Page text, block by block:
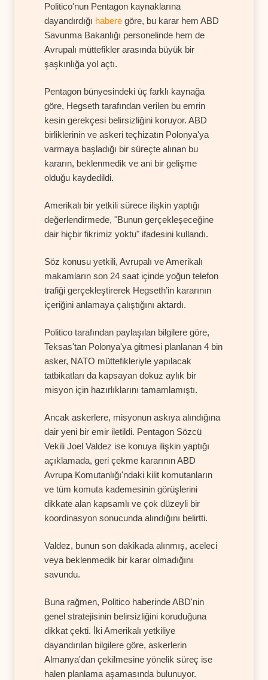
Politico'nun Pentagon kaynaklarına
dayandırdığı habere göre, bu karar hem ABD
Savunma Bakanlığı personelinde hem de
Avrupalı müttefikler arasında büyük bir
şaşkınlığa yol açtı.
Pentagon bünyesindeki üç farklı kaynağa
göre, Hegseth tarafından verilen bu emrin
kesin gerekçesi belirsizliğini koruyor. ABD
birliklerinin ve askeri teçhizatın Polonya'ya
varmaya başladığı bir süreçte alınan bu
kararın, beklenmedik ve ani bir gelişme
olduğu kaydedildi.
Amerikalı bir yetkili sürece ilişkin yaptığı
değerlendirmede, "Bunun gerçekleşeceğine
dair hiçbir fikrimiz yoktu" ifadesini kullandı.
Söz konusu yetkili, Avrupalı ve Amerikalı
makamların son 24 saat içinde yoğun telefon
trafiği gerçekleştirerek Hegseth’in kararının
içeriğini anlamaya çalıştığını aktardı.
Politico tarafından paylaşılan bilgilere göre,
Teksas'tan Polonya'ya gitmesi planlanan 4 bin
asker, NATO müttefikleriyle yapılacak
tatbikatları da kapsayan dokuz aylık bir
misyon için hazırlıklarını tamamlamıştı.
Ancak askerlere, misyonun askıya alındığına
dair yeni bir emir iletildi. Pentagon Sözcü
Vekili Joel Valdez ise konuya ilişkin yaptığı
açıklamada, geri çekme kararının ABD
Avrupa Komutanlığı'ndaki kilit komutanların
ve tüm komuta kademesinin görüşlerini
dikkate alan kapsamlı ve çok düzeyli bir
koordinasyon sonucunda alındığını belirtti.
Valdez, bunun son dakikada alınmış, aceleci
veya beklenmedik bir karar olmadığını
savundu.
Buna rağmen, Politico haberinde ABD'nin
genel stratejisinin belirsizliğini koruduğuna
dikkat çekti. İki Amerikalı yetkiliye
dayandırılan bilgilere göre, askerlerin
Almanya'dan çekilmesine yönelik süreç ise
halen planlama aşamasında bulunuyor.